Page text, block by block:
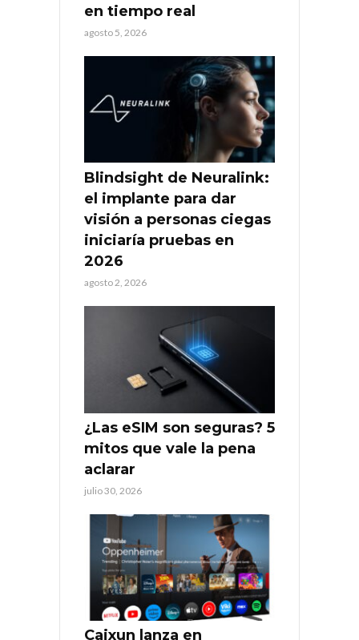
en tiempo real
agosto 5, 2026
Blindsight de Neuralink:
el implante para dar
visión a personas ciegas
iniciaría pruebas en
2026
agosto 2, 2026
¿Las eSIM son seguras? 5
mitos que vale la pena
aclarar
julio 30, 2026
Caixun lanza en